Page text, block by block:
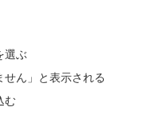
選ぶ
せん」と表示される
む